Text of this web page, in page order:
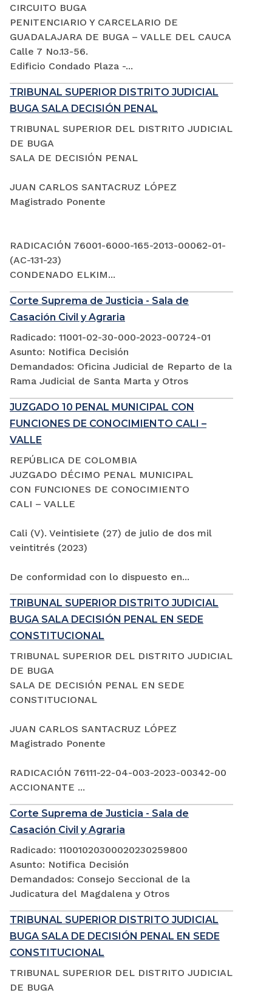
CIRCUITO BUGA
PENITENCIARIO Y CARCELARIO DE
GUADALAJARA DE BUGA – VALLE DEL CAUCA
Calle 7 No.13-56.
Edificio Condado Plaza -...
TRIBUNAL SUPERIOR DISTRITO JUDICIAL
BUGA SALA DECISIÓN PENAL
TRIBUNAL SUPERIOR DEL DISTRITO JUDICIAL
DE BUGA
SALA DE DECISIÓN PENAL
JUAN CARLOS SANTACRUZ LÓPEZ
Magistrado Ponente
RADICACIÓN 76001-6000-165-2013-00062-01-
(AC-131-23)
CONDENADO ELKIM...
Corte Suprema de Justicia - Sala de
Casación Civil y Agraria
Radicado: 11001-02-30-000-2023-00724-01
Asunto: Notifica Decisión
Demandados: Oficina Judicial de Reparto de la
Rama Judicial de Santa Marta y Otros
JUZGADO 10 PENAL MUNICIPAL CON
FUNCIONES DE CONOCIMIENTO CALI –
VALLE
REPÚBLICA DE COLOMBIA
JUZGADO DÉCIMO PENAL MUNICIPAL
CON FUNCIONES DE CONOCIMIENTO
CALI – VALLE
Cali (V). Veintisiete (27) de julio de dos mil
veintitrés (2023)
De conformidad con lo dispuesto en...
TRIBUNAL SUPERIOR DISTRITO JUDICIAL
BUGA SALA DECISIÓN PENAL EN SEDE
CONSTITUCIONAL
TRIBUNAL SUPERIOR DEL DISTRITO JUDICIAL
DE BUGA
SALA DE DECISIÓN PENAL EN SEDE
CONSTITUCIONAL
JUAN CARLOS SANTACRUZ LÓPEZ
Magistrado Ponente
RADICACIÓN 76111-22-04-003-2023-00342-00
ACCIONANTE ...
Corte Suprema de Justicia - Sala de
Casación Civil y Agraria
Radicado: 11001020300020230259800
Asunto: Notifica Decisión
Demandados: Consejo Seccional de la
Judicatura del Magdalena y Otros
TRIBUNAL SUPERIOR DISTRITO JUDICIAL
BUGA SALA DE DECISIÓN PENAL EN SEDE
CONSTITUCIONAL
TRIBUNAL SUPERIOR DEL DISTRITO JUDICIAL
DE BUGA